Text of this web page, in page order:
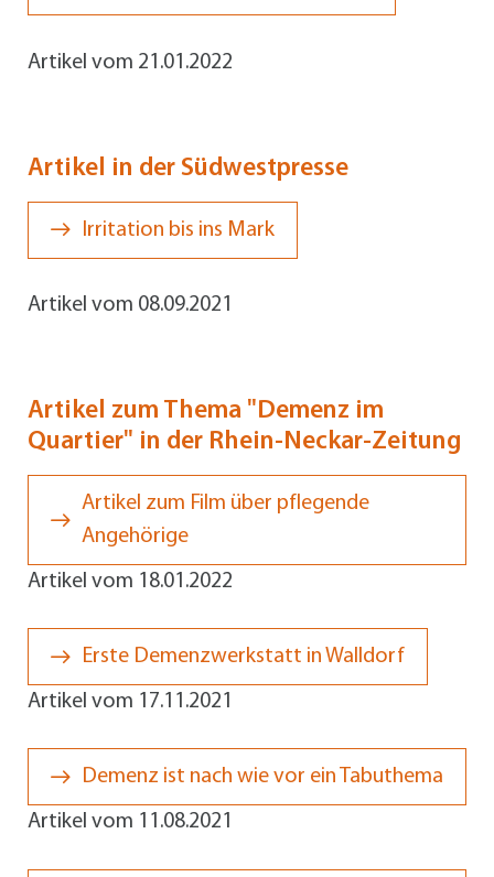
Artikel vom 21.01.2022
Artikel in der Südwestpresse
Irritation bis ins Mark
Artikel vom 08.09.2021
Artikel zum Thema "Demenz im
Quartier" in der Rhein-Neckar-Zeitung
Artikel zum Film über pflegende
Angehörige
Artikel vom 18.01.2022
Erste Demenzwerkstatt in Walldorf
Artikel vom 17.11.2021
Demenz ist nach wie vor ein Tabuthema
Artikel vom 11.08.2021